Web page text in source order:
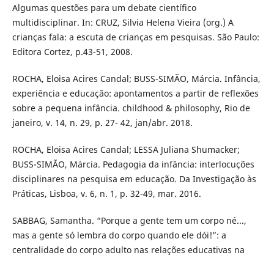
Algumas questões para um debate científico
multidisciplinar. In: CRUZ, Silvia Helena Vieira (org.) A
crianças fala: a escuta de crianças em pesquisas. São Paulo:
Editora Cortez, p.43-51, 2008.
ROCHA, Eloisa Acires Candal; BUSS-SIMÃO, Márcia. Infância,
experiência e educação: apontamentos a partir de reflexões
sobre a pequena infância. childhood & philosophy, Rio de
janeiro, v. 14, n. 29, p. 27- 42, jan/abr. 2018.
ROCHA, Eloisa Acires Candal; LESSA Juliana Shumacker;
BUSS-SIMÃO, Márcia. Pedagogia da infância: interlocuções
disciplinares na pesquisa em educação. Da Investigação às
Práticas, Lisboa, v. 6, n. 1, p. 32-49, mar. 2016.
SABBAG, Samantha. “Porque a gente tem um corpo né...,
mas a gente só lembra do corpo quando ele dói!”: a
centralidade do corpo adulto nas relações educativas na